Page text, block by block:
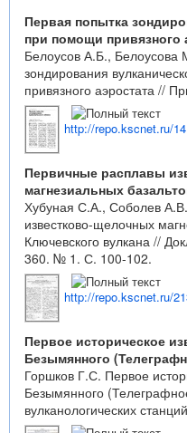
Первая попытка
при помощи привязного
Белоусов А.Б., Белоусова
зондирования
привязного аэростата //
http://repo.kscnet.ru/
Первичные расплавы
магнезиальных
Хубуная С.А., Соболев
известково-щелочных
Ключевского вулкана //
360. № 1. С. 100-102.
http://repo.kscnet.ru/
Первое историческое
Безымянного
Горшков Г.С. Первое
Безымянного
вулканологических